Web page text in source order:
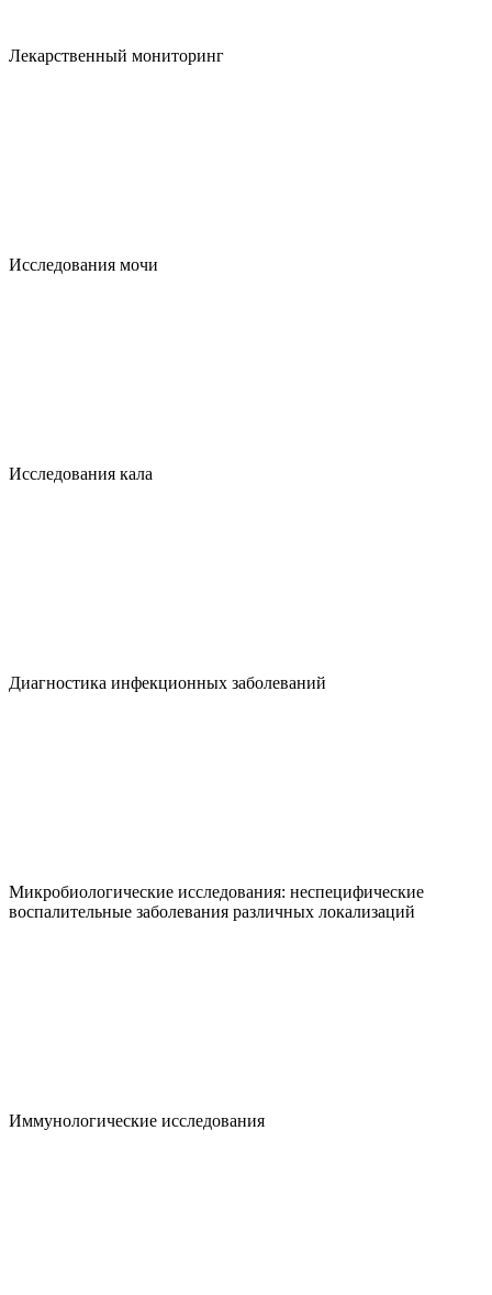
Лекарственный мониторинг
Исследования мочи
Исследования кала
Диагностика инфекционных заболеваний
Микробиологические исследования: неспецифические
воспалительные заболевания различных локализаций
Иммунологические исследования